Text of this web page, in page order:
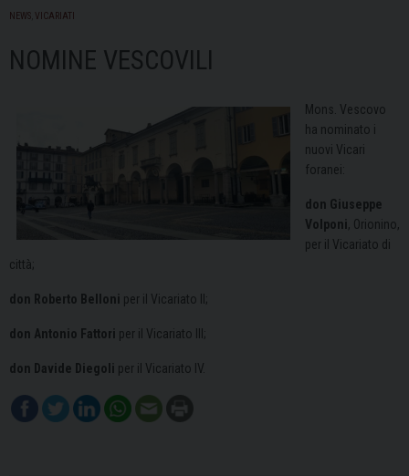
NEWS VICARIATI
NOMINE VESCOVILI
Mons. Vescovo
ha nominato i
nuovi Vicari
foranei:
don Giuseppe
Volponi, Orionino,
per il Vicariato di
città;
don Roberto Belloni per il Vicariato II;
don Antonio Fattori per il Vicariato III;
don Davide Diegoli per il Vicariato IV.